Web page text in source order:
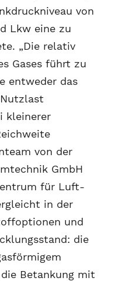
von
Lkw eine zu
„Die relativ
Gases führt zu
entweder das
kleinerer
von der
GmbH
für Luft-
in der
und
die
Betankung mit